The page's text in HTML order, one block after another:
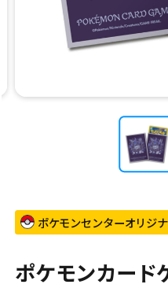
ポケモンセンターオリジ
ポケモンカード